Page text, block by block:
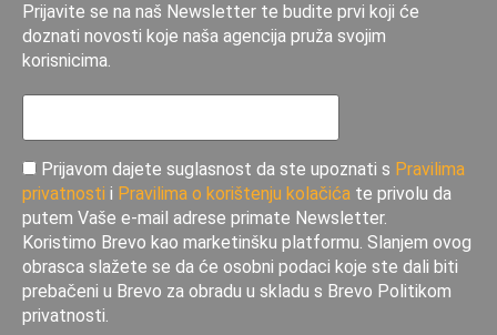
Prijavite se na naš Newsletter te budite prvi koji će
doznati novosti koje naša agencija pruža svojim
korisnicima.
Prijavom dajete suglasnost da ste upoznati s Pravilima
privatnosti i Pravilima o korištenju kolačića te privolu da
putem Vaše e-mail adrese primate Newsletter.
Koristimo Brevo kao marketinšku platformu. Slanjem ovog
obrasca slažete se da će osobni podaci koje ste dali biti
prebačeni u Brevo za obradu u skladu s Brevo Politikom
privatnosti.